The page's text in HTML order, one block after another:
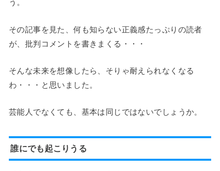
う。
その記事を見た、何も知らない正義感たっぷりの読者
が、批判コメントを書きまくる・・・
そんな未来を想像したら、そりゃ耐えられなくなる
わ・・・と思いました。
芸能人でなくても、基本は同じではないでしょうか。
誰にでも起こりうる